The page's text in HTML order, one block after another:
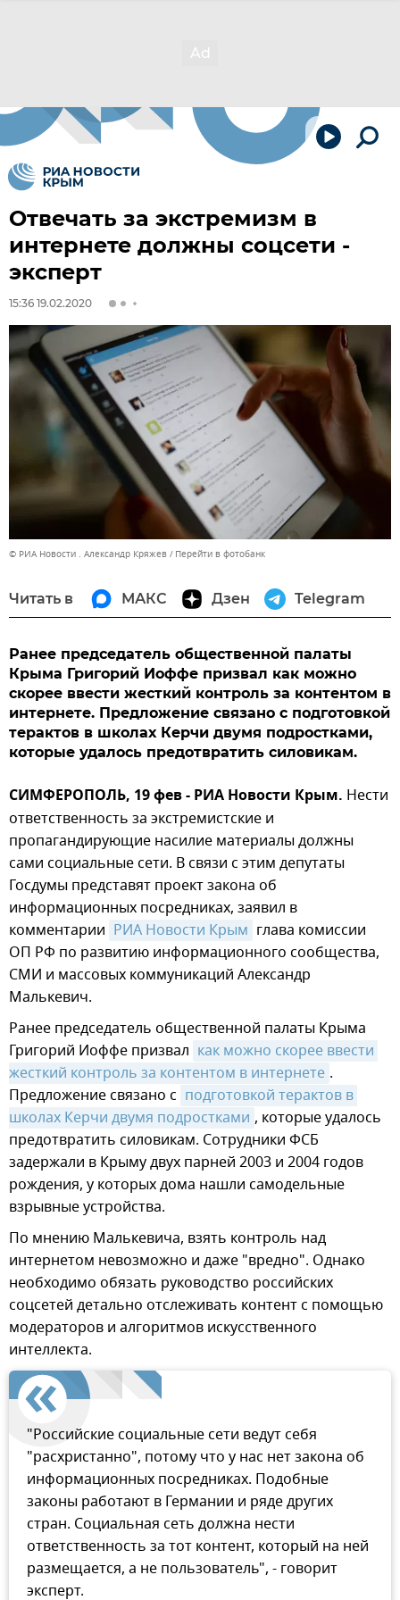
Отвечать за экстремизм в
интернете должны соцсети -
эксперт
15:36 19.02.2020
© РИА Новости . Александр Кряжев Перейти в фотобанк
Читать в МАКС Дзен Telegram
Ранее председатель общественной палаты
Крыма Григорий Иоффе призвал как можно
скорее ввести жесткий контроль за контентом в
интернете. Предложение связано с подготовкой
терактов в школах Керчи двумя подростками,
которые удалось предотвратить силовикам.
СИМФЕРОПОЛЬ, 19 фев - РИА Новости Крым. Нести
ответственность за экстремистские и
пропагандирующие насилие материалы должны
сами социальные сети. В связи с этим депутаты
Госдумы представят проект закона об
информационных посредниках, заявил в
комментарии РИА Новости Крым глава комиссии
ОП РФ по развитию информационного сообщества,
СМИ и массовых коммуникаций Александр
Малькевич.
Ранее председатель общественной палаты Крыма
Григорий Иоффе призвал как можно скорее ввести
жесткий контроль за контентом в интернете .
Предложение связано с подготовкой терактов в
школах Керчи двумя подростками , которые удалось
предотвратить силовикам. Сотрудники ФСБ
задержали в Крыму двух парней 2003 и 2004 годов
рождения, у которых дома нашли самодельные
взрывные устройства.
По мнению Малькевича, взять контроль над
интернетом невозможно и даже "вредно". Однако
необходимо обязать руководство российских
соцсетей детально отслеживать контент с помощью
модераторов и алгоритмов искусственного
интеллекта.
"Российские социальные сети ведут себя
"расхристанно", потому что у нас нет закона об
информационных посредниках. Подобные
законы работают в Германии и ряде других
стран. Социальная сеть должна нести
ответственность за тот контент, который на ней
размещается, а не пользователь", - говорит
эксперт.